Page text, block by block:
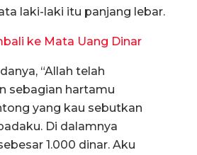
laki-laki itu panjang lebar.
ke Mata Uang Dinar
“Allah telah
sebagian hartamu
yang kau sebutkan
Di dalamnya
1.000 dinar. Aku